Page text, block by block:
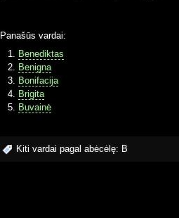
Panašūs vardai:
Benediktas
Benigna
Bonifacija
Brigita
Buvainė
Kiti vardai pagal abėcėlę: B